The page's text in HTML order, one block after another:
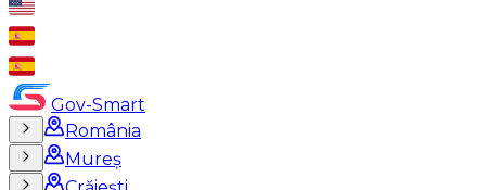
Gov-Smart
România
Mureș